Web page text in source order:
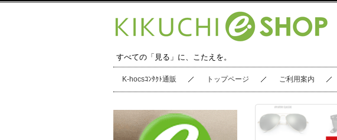
すべての「見る」に、こたえを。
K-hocsｺﾝﾀｸﾄ通販 トップページ ご利用案内